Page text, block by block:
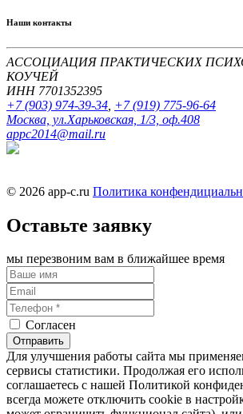
Наши контакты
АССОЦИАЦИЯ ПРАКТИЧЕСКИХ
КОУЧЕЙ
ИНН 7701352395
+7 (903) 974-39-34 +7 (919) 775-96-64
Москва, ул.Харьковская, 1/3, оф.408
appc2014@mail.ru
© 2026 app-c.ru Политика
Оставьте заявку
мы перезвоним вам в ближайшее время
Согласен
Отправить
Для улучшения работы сайта мы
сервисы статистики. Продолжая его
соглашаетесь с нашей Политикой
всегда можете отключить cookie в